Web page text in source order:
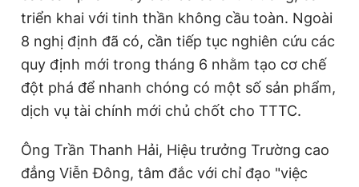
Phó tổng biên tập thường trực: Hải Thành
Phó tổng biên tập: Lâm Hiếu Dũng
Phó tổng biên tập: Trần Việt Hưng
Tổng thư ký tòa soạn: Đức Trung
Giấy phép xuất bản số 110/GP - BTTTT cấp ngày 24.3.2020
© 2003-2026 Bản quyền thuộc về Báo Thanh Niên. Cấm sao
chép dưới mọi hình thức nếu không có sự chấp thuận bằng văn
bản. Phát triển bởi ePi Technologies, JSC.
triển khai với tinh thần không cầu toàn. Ngoài
8 nghị định đã có, cần tiếp tục nghiên cứu các
quy định mới trong tháng 6 nhằm tạo cơ chế
đột phá để nhanh chóng có một số sản phẩm,
dịch vụ tài chính mới chủ chốt cho TTTC.
Ông Trần Thanh Hải, Hiệu trưởng Trường cao
đẳng Viễn Đông, tâm đắc với chỉ đạo "việc